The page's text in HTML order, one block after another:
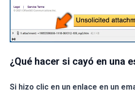
¿Qué hacer si cayó en una
Si hizo clic en un enlace en un